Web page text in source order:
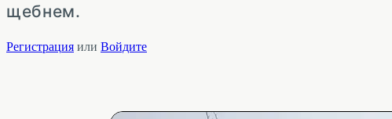
щебнем.
Регистрация или Войдите